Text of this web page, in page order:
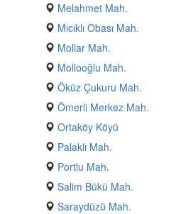
Melahmet Mah.
Mıcıklı Obası Mah.
Mollar Mah.
Mollooğlu Mah.
Öküz Çukuru Mah.
Ömerli Merkez Mah.
Ortaköy Köyü
Palaklı Mah.
Portlu Mah.
Salim Bükü Mah.
Saraydüzü Mah.